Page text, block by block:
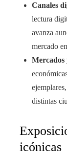
Canales
lectura
avanza
mercado
Mercados
distintas
icónicas